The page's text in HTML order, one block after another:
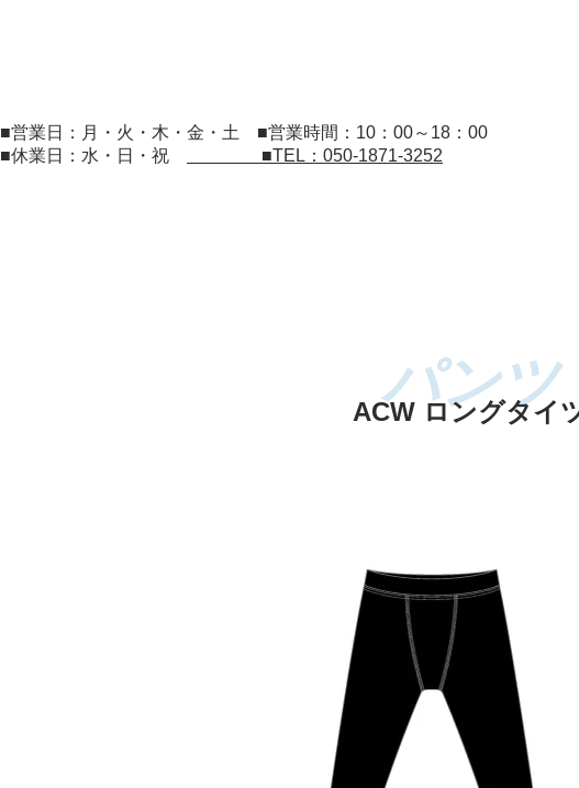
■営業日：月・火・木・金・土 ■営業時間：10：00～18：00
■休業日：水・日・祝
■TEL：050-1871-3252
ACW ロングタイ